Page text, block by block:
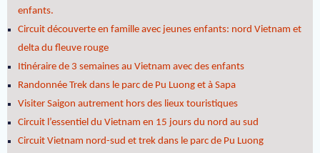
enfants.
Circuit découverte en famille avec jeunes enfants: nord Vietnam et
delta du fleuve rouge
Itinéraire de 3 semaines au Vietnam avec des enfants
Randonnée Trek dans le parc de Pu Luong et à Sapa
Visiter Saigon autrement hors des lieux touristiques
Circuit l’essentiel du Vietnam en 15 jours du nord au sud
Circuit Vietnam nord-sud et trek dans le parc de Pu Luong